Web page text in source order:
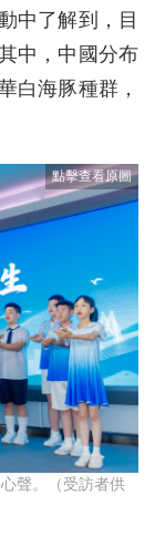
中了解到，目
中，中國分布
白海豚種群，
聲。（受訪者供